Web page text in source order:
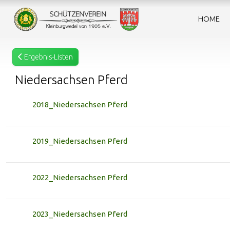
HOME
Ergebnis-Listen
Niedersachsen Pferd
2018_Niedersachsen Pferd
2019_Niedersachsen Pferd
2022_Niedersachsen Pferd
2023_Niedersachsen Pferd